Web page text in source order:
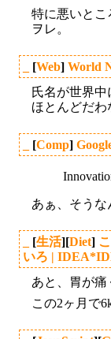
特に悪いとこ
ヲレ。
[Web] World
氏名が世界
ほとんどだわ
[Comp]
あぁ、そうな
[生活][Diet]
いろ |
あと、胃が痛
この2ヶ月で